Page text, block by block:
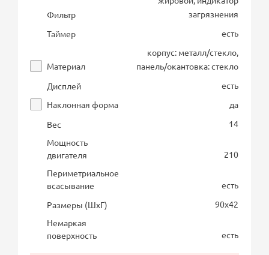
Фильтр
загрязнения
Таймер
есть
Материал
корпус: металл/стекло,
панель/окантовка: стекло
Дисплей
есть
Наклонная форма
да
Вес
14
Мощность
двигателя
210
Периметриальное
всасывание
есть
Размеры (ШхГ)
90х42
Немаркая
поверхность
есть